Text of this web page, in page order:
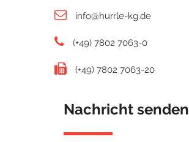
info@hurrle-kg.de
(+49) 7802 7063-0
(+49) 7802 7063-20
Nachricht senden